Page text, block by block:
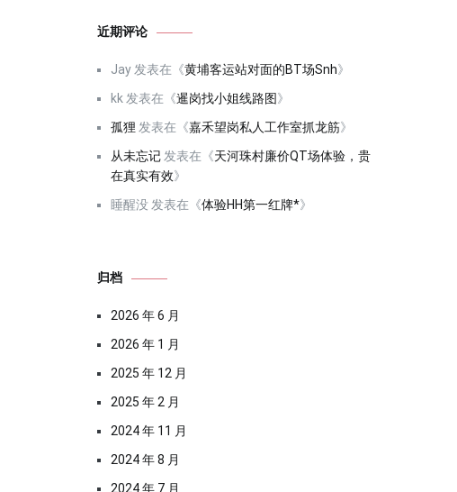
近期评论
Jay 发表在《黄埔客运站对面的BT场Snh》
kk 发表在《暹岗找小姐线路图》
孤狸 发表在《嘉禾望岗私人工作室抓龙筋》
从未忘记 发表在《天河珠村廉价QT场体验，贵
在真实有效》
睡醒没 发表在《体验HH第一红牌*》
归档
2026 年 6 月
2026 年 1 月
2025 年 12 月
2025 年 2 月
2024 年 11 月
2024 年 8 月
2024 年 7 月